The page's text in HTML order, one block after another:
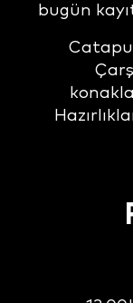
bugün